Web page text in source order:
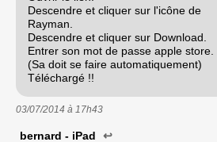
Descendre et cliquer sur l'icône de
Rayman.
Descendre et cliquer sur Download.
Entrer son mot de passe apple store.
(Sa doit se faire automatiquement)
Téléchargé !!
03/07/2014 à 17h43
bernard - iPad ↩